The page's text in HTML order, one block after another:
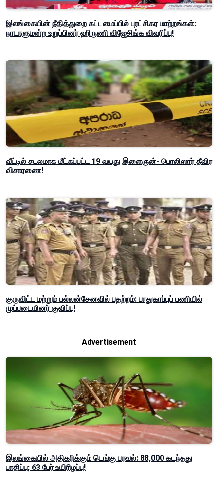
இலங்கையின் நீதித்துறை கட்டமைப்பில் புரட்சிகர மாற்றங்கள்:
நாடாளுமன்ற உறுப்பினர் ஹிருணி விஜேசிங்க விவரிப்பு!
வீட்டில் சடலமாக மீட்கப்பட்ட 19 வயது இளைஞன்- பொலிஸார் தீவிர
விசாரணை!
குருவிட்ட மற்றும் பல்லன்சேனவில் பதற்றம்: பாதுகாப்புப் பணியில்
முப்படையினர் குவிப்பு!
Advertisement
இலங்கையில் அதிகரிக்கும் டெங்கு பரவல்: 88,000 கடந்தது
பாதிப்பு; 63 பேர் உயிரிழப்பு!